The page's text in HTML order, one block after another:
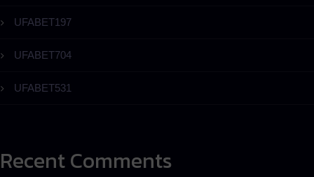
UFABET197
UFABET704
UFABET531
Recent Comments